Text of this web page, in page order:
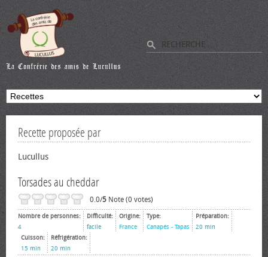
Recette proposée par
Lucullus
Torsades au cheddar
0.0/5 Note (0 votes)
Nombre de personnes:
4
Difficulté:
facile
Origine:
France
Type:
Canapés - Tapas
Préparation:
20 min
Cuisson:
15 min
Réfrigération:
20 min